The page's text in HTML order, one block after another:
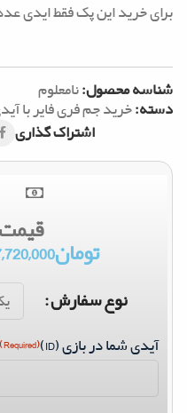
برای خرید این پک فقط ایدی
شناسه محصول:نامعلوم
دسته:خرید جم فری فایر با
اشتراک گذاری
تومان
نوع سفارش
آیدی شما در بازی (ID) (Required)